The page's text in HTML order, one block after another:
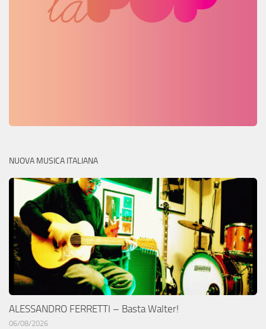
NUOVA MUSICA ITALIANA
ALESSANDRO FERRETTI – Basta Walter!
06/08/2026